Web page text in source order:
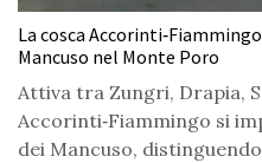
La cosca
Mancuso nel Monte Poro
Attiva tra Zungri, Drapia,
Accorinti‑Fiammingo si
dei Mancuso,